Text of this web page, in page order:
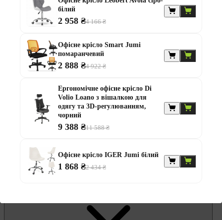
Комплекти садових меблів
Лавки садові
Надувні батути та водні гірки
Садові парасолі
Садові та балконні меблі
Стільці садові
Столи садові
Альтанки
білий
2 958 ₴4 166 ₴
Офісне крісло Smart Jumi
помаранчевий
2 888 ₴4 922 ₴
Ергономічне офісне крісло Di
Volio Loano з вішалкою для
одягу та 3D-регулюванням,
чорний
9 388 ₴11 588 ₴
Офісне крісло IGER Jumi білий
1 868 ₴2 434 ₴